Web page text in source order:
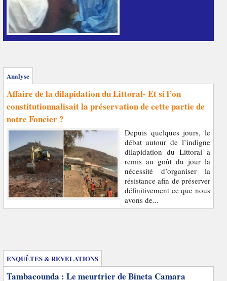
Analyse
Affaire de la dilapidation du Littoral- Et si l’on
constitutionnalisait la préservation de cette partie de
notre Foncier ?
Depuis quelques jours, le
débat autour de l’indigne
dilapidation du Littoral a
remis au goût du jour la
nécessité d’organiser la
résistance afin de préserver
définitivement ce que nous
avons de...
ENQUÊTES & REVELATIONS
Tambacounda : Le meurtrier de Bineta Camara